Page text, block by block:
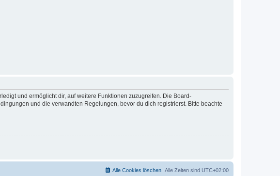
und ermöglicht dir, auf weitere Funktionen zuzugreifen. Die Board-
und die verwandten Regelungen, bevor du dich registrierst. Bitte beachte
Alle Zeiten sind UTC+02:00
Alle Cookies löschen